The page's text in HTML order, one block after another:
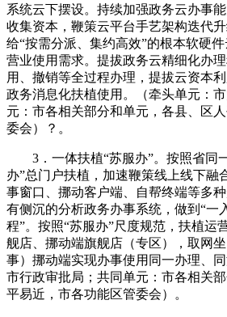
系统云下摆设。持续加强政务云办事
收集资本，鞭策云平台手艺架构迭代
给“按需分派、集约高效”的根本软硬
营业使用需求。提拔政务云精细化办
用、撤销等全过程办理，提拔云资本
政务消息化扶植使用。（牵头单元：
元：市各相关部分和单元，各县、区
委会）？。
3．一体扶植“苏服办”。按照省同
办”总门户扶植，加速鞭策线上线下融
事窗口、挪动客户端、自帮终端等多
有侧沉的分析政务办事系统，做到“一
程”。按照“苏服办”尺度规范，扶植运
舰店、挪动端旗舰店（专区），取网
事）挪动端实现办事使用同一办理、
市行政审批局；共同单元：市各相关
平易近，市各功能区管委会）。